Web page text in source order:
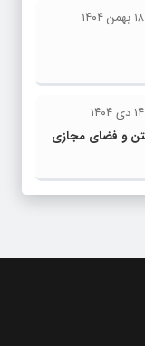
۱۸ بهمن ۱۴۰۴
۱۴ دی ۱۴۰۴